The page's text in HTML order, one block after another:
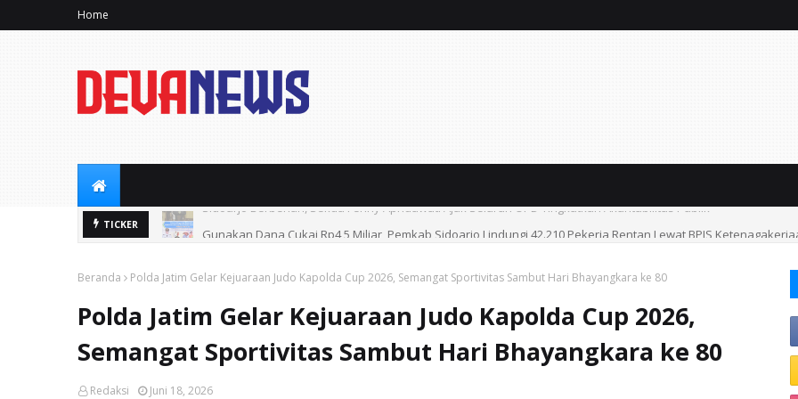
Home
TICKER
Beranda Polda Jatim Gelar Kejuaraan Judo Kapolda Cup 2026, Semangat Sportivitas Sambut Hari Bhayangkara ke 80
Polda Jatim Gelar Kejuaraan Judo Kapolda Cup 2026,
Semangat Sportivitas Sambut Hari Bhayangkara ke 80
Redaksi Juni 18, 2026